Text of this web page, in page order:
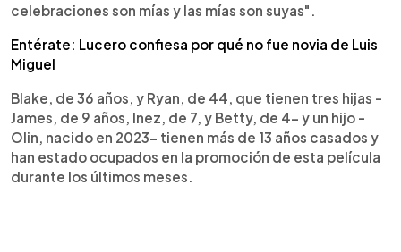
celebraciones son mías y las mías son suyas".
Entérate: Lucero confiesa por qué no fue novia de Luis
Miguel
Blake, de 36 años, y Ryan, de 44, que tienen tres hijas -
James, de 9 años, Inez, de 7, y Betty, de 4- y un hijo -
Olin, nacido en 2023- tienen más de 13 años casados y
han estado ocupados en la promoción de esta película
durante los últimos meses.